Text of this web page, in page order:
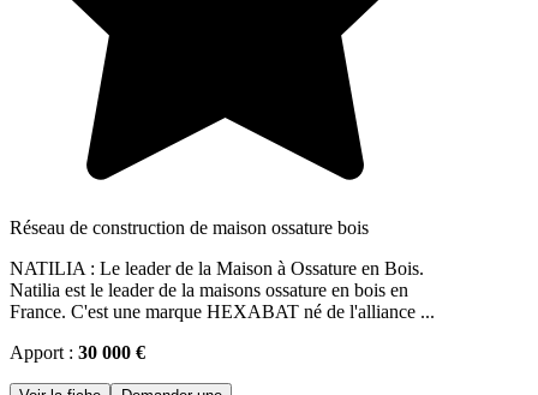
Réseau de construction de maison ossature bois
NATILIA : Le leader de la Maison à Ossature en Bois.
Natilia est le leader de la maisons ossature en bois en
France. C'est une marque HEXABAT né de l'alliance ...
Apport : 30 000 €